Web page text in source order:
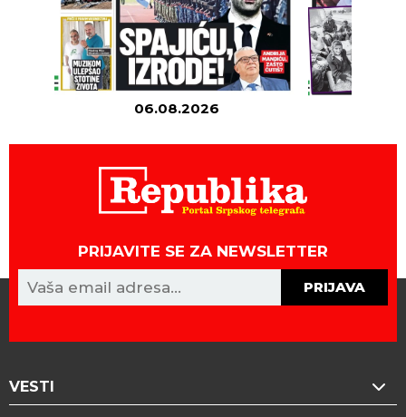
06.08.2026
PRIJAVITE SE ZA NEWSLETTER
PRIJAVA
VESTI